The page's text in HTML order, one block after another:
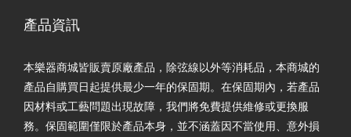
產品資訊
本樂器商城皆販賣原廠產品，除弦線以外等消耗品，本商城的
產品自購買日起提供最少一年的保固期。在保固期內，若產品
因材料或工藝問題出現故障，我們將免費提供維修或更換服
務。保固範圍僅限於產品本身，並不涵蓋因不當使用、意外損